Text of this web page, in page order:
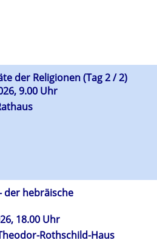
der Religionen (Tag 2 / 2)
9.00 Uhr
der hebräische
18.00 Uhr
Rothschild-Haus